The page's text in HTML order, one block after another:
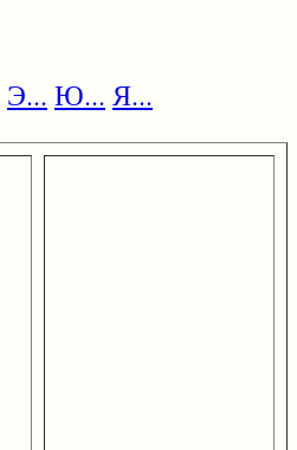
Э... Ю... Я...